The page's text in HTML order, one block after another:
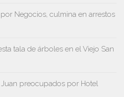
Negocios, culmina en arrestos
tala de árboles en el Viejo San
preocupados por Hotel